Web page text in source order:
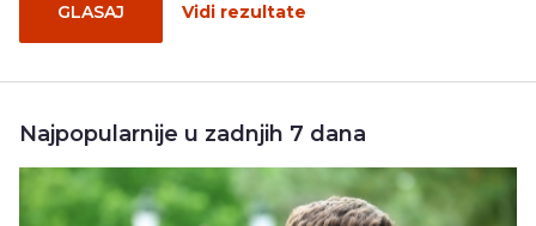
GLASAJ Vidi rezultate
Najpopularnije u zadnjih 7 dana